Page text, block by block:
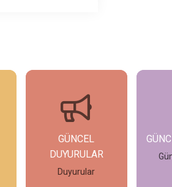
GÜNCEL
DUYURULAR
Duyurular